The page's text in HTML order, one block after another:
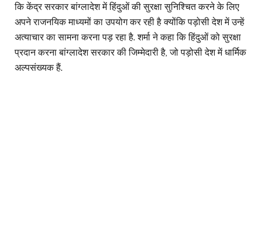
कि केंद्र सरकार बांग्लादेश में हिंदुओं की सुरक्षा सुनिश्चित करने के लिए
अपने राजनयिक माध्यमों का उपयोग कर रही है क्योंकि पड़ोसी देश में उन्हें
अत्याचार का सामना करना पड़ रहा है. शर्मा ने कहा कि हिंदुओं को सुरक्षा
प्रदान करना बांग्लादेश सरकार की जिम्मेदारी है, जो पड़ोसी देश में धार्मिक
अल्पसंख्यक हैं.